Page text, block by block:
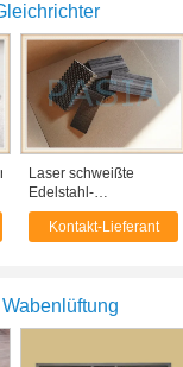
Laser schweißte
Edelstahl-
Bienenwaben-Platte
für Wasser-Filter
Kontakt-Lieferant